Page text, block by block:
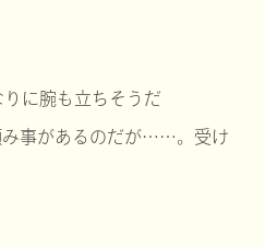
に腕も立ちそうだ
事があるのだが……。受け